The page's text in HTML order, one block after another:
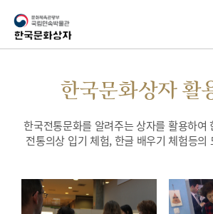
한국문화상자 활
한국전통문화를 알려주는 상자를 활용하여
전통의상 입기 체험, 한글 배우기 체험등의